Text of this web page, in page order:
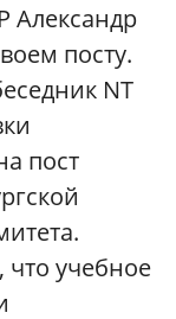
Александр
посту.
NT
пост
что учебное